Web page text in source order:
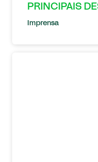
PRINCIPAIS
Imprensa